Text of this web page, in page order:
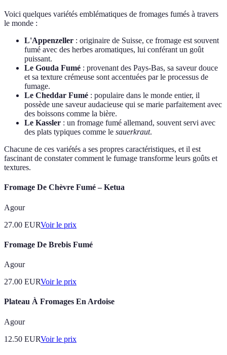
Voici quelques variétés emblématiques de fromages fumés à travers
le monde :
L'Appenzeller : originaire de Suisse, ce fromage est souvent
fumé avec des herbes aromatiques, lui conférant un goût
puissant.
Le Gouda Fumé : provenant des Pays-Bas, sa saveur douce
et sa texture crémeuse sont accentuées par le processus de
fumage.
Le Cheddar Fumé : populaire dans le monde entier, il
possède une saveur audacieuse qui se marie parfaitement avec
des boissons comme la bière.
Le Kassler : un fromage fumé allemand, souvent servi avec
des plats typiques comme le sauerkraut.
Chacune de ces variétés a ses propres caractéristiques, et il est
fascinant de constater comment le fumage transforme leurs goûts et
textures.
Fromage De Chèvre Fumé – Ketua
Agour
27.00 EURVoir le prix
Fromage De Brebis Fumé
Agour
27.00 EURVoir le prix
Plateau À Fromages En Ardoise
Agour
12.50 EURVoir le prix